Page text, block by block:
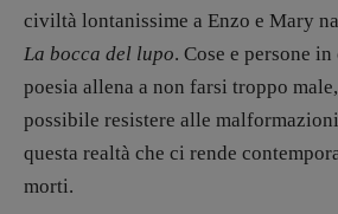
Anna da Re
[anna.dare.comunicazione@gmail. com]
Coordinamento Fumetti:
Fabio Malagnini
[fabio.malagnini@gmail.com]
Coordinamento Pulp for kids e social
media:
civiltà lontanissime a Enzo e Mary
La bocca del lupo. Cose e persone
poesia allena a non farsi troppo
possibile resistere alle
questa realtà che ci rende
morti.